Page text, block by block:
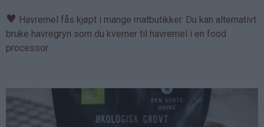
♥ Havremel fås kjøpt i mange matbutikker. Du kan alternativt
bruke havregryn som du kverner til havremel i en food
processor.